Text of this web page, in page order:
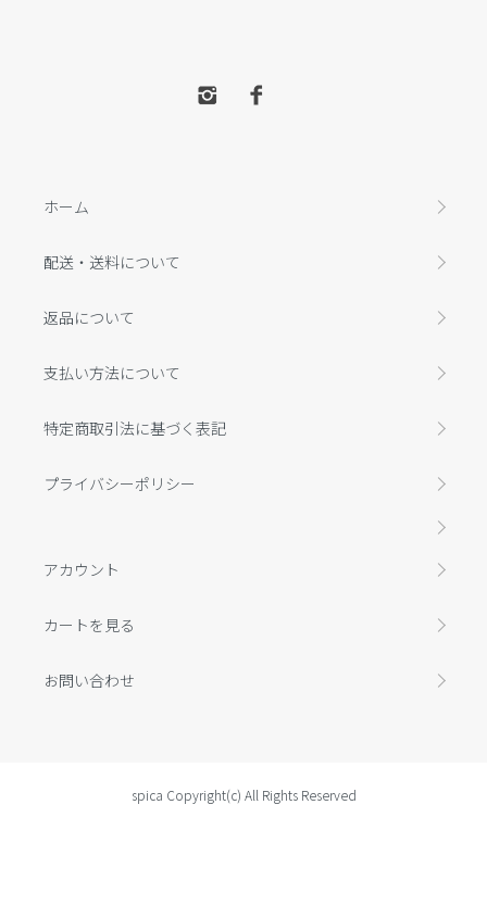
ホーム
配送・送料について
返品について
支払い方法について
特定商取引法に基づく表記
プライバシーポリシー
アカウント
カートを見る
お問い合わせ
spica Copyright(c) All Rights Reserved